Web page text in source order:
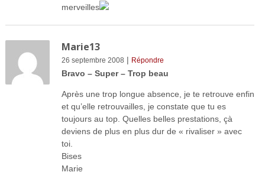
merveilles
Marie13
26 septembre 2008 | Répondre
Bravo – Super – Trop beau
Après une trop longue absence, je te retrouve enfin
et qu’elle retrouvailles, je constate que tu es
toujours au top. Quelles belles prestations, çà
deviens de plus en plus dur de « rivaliser » avec
toi.
Bises
Marie